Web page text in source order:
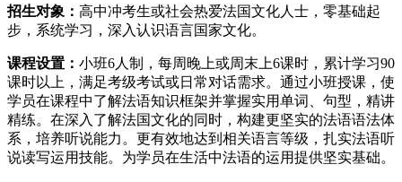
招生对象： 高中冲考生或社会热爱法国文化人士，零基础起
步，系统学习，深入认识语言国家文化。
课程设置： 小班6人制，每周晚上或周末上6课时，累计学习90
课时以上，满足考级考试或日常对话需求。通过小班授课，使
学员在课程中了解法语知识框架并掌握实用单词、句型，精讲
精练。在深入了解法国文化的同时，构建更坚实的法语语法体
系，培养听说能力。更有效地达到相关语言等级，扎实法语听
说读写运用技能。为学员在生活中法语的运用提供坚实基础。